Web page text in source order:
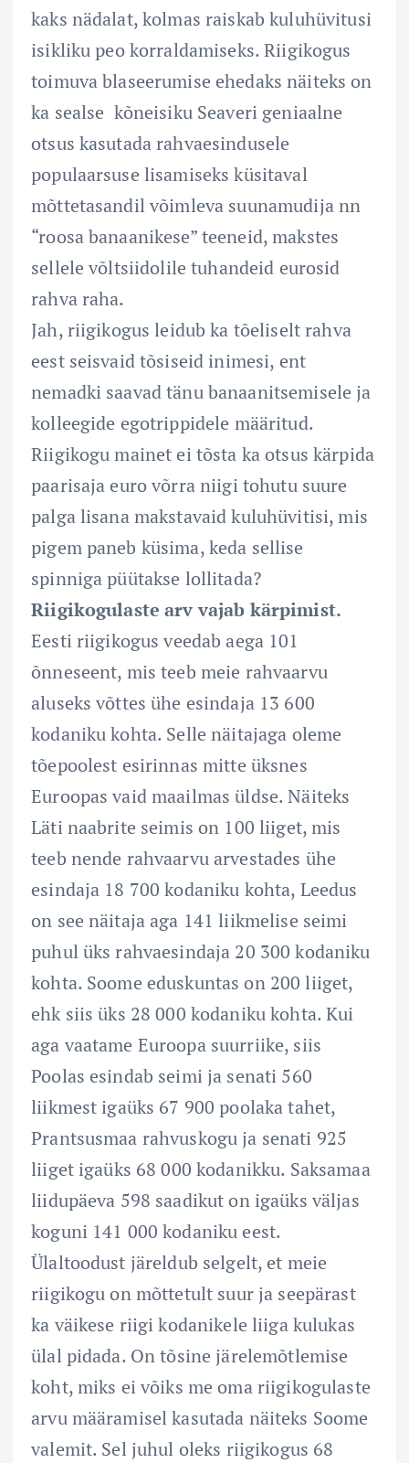
kaks nädalat, kolmas raiskab kuluhüvitusi
isikliku peo korraldamiseks. Riigikogus
toimuva blaseerumise ehedaks näiteks on
ka sealse kõneisiku Seaveri geniaalne
otsus kasutada rahvaesindusele
populaarsuse lisamiseks küsitaval
mõttetasandil võimleva suunamudija nn
“roosa banaanikese” teeneid, makstes
sellele võltsiidolile tuhandeid eurosid
rahva raha.
Jah, riigikogus leidub ka tõeliselt rahva
eest seisvaid tõsiseid inimesi, ent
nemadki saavad tänu banaanitsemisele ja
kolleegide egotrippidele määritud.
Riigikogu mainet ei tõsta ka otsus kärpida
paarisaja euro võrra niigi tohutu suure
palga lisana makstavaid kuluhüvitisi, mis
pigem paneb küsima, keda sellise
spinniga püütakse lollitada?
Riigikogulaste arv vajab kärpimist.
Eesti riigikogus veedab aega 101
õnneseent, mis teeb meie rahvaarvu
aluseks võttes ühe esindaja 13 600
kodaniku kohta. Selle näitajaga oleme
tõepoolest esirinnas mitte üksnes
Euroopas vaid maailmas üldse. Näiteks
Läti naabrite seimis on 100 liiget, mis
teeb nende rahvaarvu arvestades ühe
esindaja 18 700 kodaniku kohta, Leedus
on see näitaja aga 141 liikmelise seimi
puhul üks rahvaesindaja 20 300 kodaniku
kohta. Soome eduskuntas on 200 liiget,
ehk siis üks 28 000 kodaniku kohta. Kui
aga vaatame Euroopa suurriike, siis
Poolas esindab seimi ja senati 560
liikmest igaüks 67 900 poolaka tahet,
Prantsusmaa rahvuskogu ja senati 925
liiget igaüks 68 000 kodanikku. Saksamaa
liidupäeva 598 saadikut on igaüks väljas
koguni 141 000 kodaniku eest.
Ülaltoodust järeldub selgelt, et meie
riigikogu on mõttetult suur ja seepärast
ka väikese riigi kodanikele liiga kulukas
ülal pidada. On tõsine järelemõtlemise
koht, miks ei võiks me oma riigikogulaste
arvu määramisel kasutada näiteks Soome
valemit. Sel juhul oleks riigikogus 68